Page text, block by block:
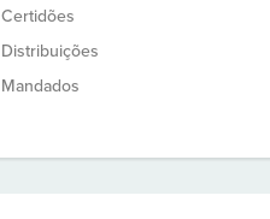
Certidões
Distribuições
Mandados